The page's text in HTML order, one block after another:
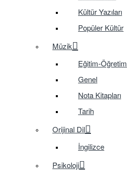
Kültür Yazıları
Popüler Kültür
Müzik
Eğitim-Öğretim
Genel
Nota Kitapları
Tarih
Orijinal Dil
İngilizce
Psikoloji